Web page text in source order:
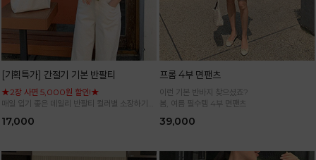
[기획특가] 간절기 기본 반팔티
★2장 사면 5,000원 할인!★
매일 입기 좋은 데일리 반팔티 컬러별 소장하기
17,000
프롬 4부 면팬츠
이런 기본 반바지 찾으셨죠?
봄, 여름 필수템 4부 면팬츠
39,000